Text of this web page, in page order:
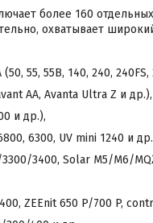
более 160
охватывает
55, 55B, 140, 240, 240FS,
AA, Avanta Ultra Z и др.),
и др.),
6300, UV mini 1240 и
3300/3400, Solar M5/M6/
ZEEnit 650 P/700 P,